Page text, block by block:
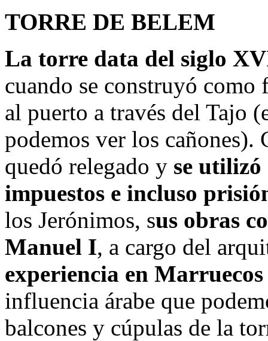
TORRE DE BELEM
La torre data del siglo
cuando se construyó como
al puerto a través del Tajo
podemos ver los
quedó relegado y se utilizó
impuestos e incluso
los Jerónimos, sus obras
Manuel I, a cargo del
experiencia en Marruecos
influencia árabe que
balcones y cúpulas de la